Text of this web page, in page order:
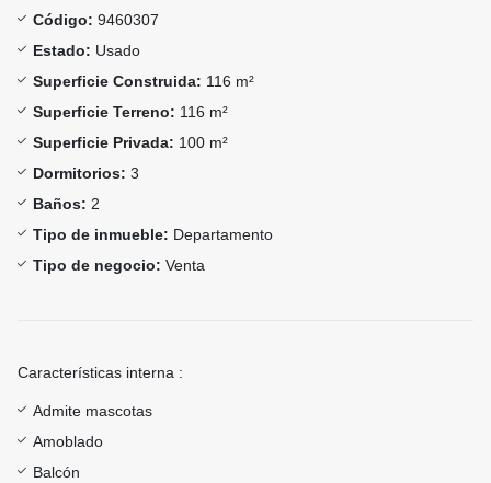
Código: 9460307
Estado: Usado
Superficie Construida: 116 m²
Superficie Terreno: 116 m²
Superficie Privada: 100 m²
Dormitorios: 3
Baños: 2
Tipo de inmueble: Departamento
Tipo de negocio: Venta
Características interna :
Admite mascotas
Amoblado
Balcón